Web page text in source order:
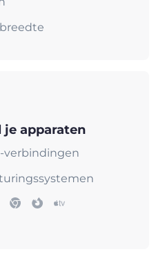
je apparaten
verbindingen